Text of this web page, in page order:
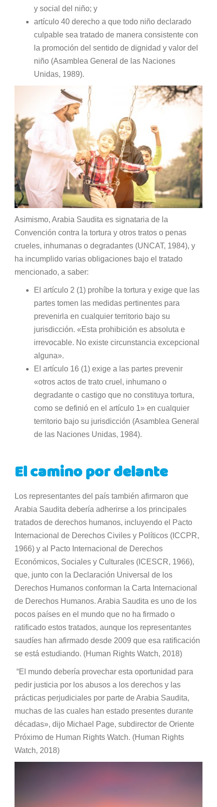
y social del niño; y
artículo 40 derecho a que todo niño declarado
culpable sea tratado de manera consistente con
la promoción del sentido de dignidad y valor del
niño (Asamblea General de las Naciones
Unidas, 1989).
Asimismo, Arabia Saudita es signataria de la
Convención contra la tortura y otros tratos o penas
crueles, inhumanas o degradantes (UNCAT, 1984), y
ha incumplido varias obligaciones bajo el tratado
mencionado, a saber:
El artículo 2 (1) prohíbe la tortura y exige que las
partes tomen las medidas pertinentes para
prevenirla en cualquier territorio bajo su
jurisdicción. «Esta prohibición es absoluta e
irrevocable. No existe circunstancia excepcional
alguna».
El artículo 16 (1) exige a las partes prevenir
«otros actos de trato cruel, inhumano o
degradante o castigo que no constituya tortura,
como se definió en el artículo 1» en cualquier
territorio bajo su jurisdicción (Asamblea General
de las Naciones Unidas, 1984).
El camino por delante
Los representantes del país también afirmaron que
Arabia Saudita debería adherirse a los principales
tratados de derechos humanos, incluyendo el Pacto
Internacional de Derechos Civiles y Políticos (ICCPR,
1966) y al Pacto Internacional de Derechos
Económicos, Sociales y Culturales (ICESCR, 1966),
que, junto con la Declaración Universal de los
Derechos Humanos conforman la Carta Internacional
de Derechos Humanos. Arabia Saudita es uno de los
pocos países en el mundo que no ha firmado o
ratificado estos tratados, aunque los representantes
saudíes han afirmado desde 2009 que esa ratificación
se está estudiando. (Human Rights Watch, 2018)
“El mundo debería provechar esta oportunidad para
pedir justicia por los abusos a los derechos y las
prácticas perjudiciales por parte de Arabia Saudita,
muchas de las cuales han estado presentes durante
décadas», dijo Michael Page, subdirector de Oriente
Próximo de Human Rights Watch. (Human Rights
Watch, 2018)